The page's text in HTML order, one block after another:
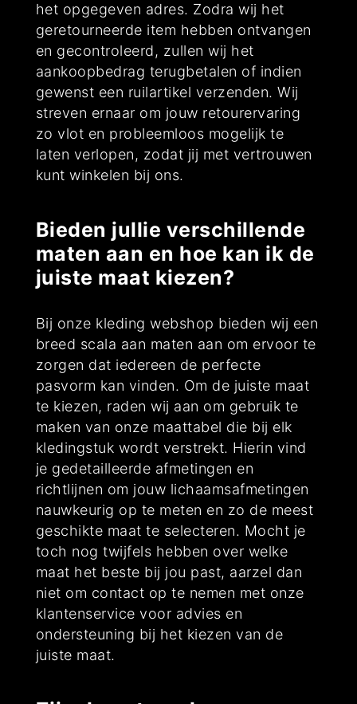
het opgegeven adres. Zodra wij het
geretourneerde item hebben ontvangen
en gecontroleerd, zullen wij het
aankoopbedrag terugbetalen of indien
gewenst een ruilartikel verzenden. Wij
streven ernaar om jouw retourervaring
zo vlot en probleemloos mogelijk te
laten verlopen, zodat jij met vertrouwen
kunt winkelen bij ons.
Bieden jullie verschillende
maten aan en hoe kan ik de
juiste maat kiezen?
Bij onze kleding webshop bieden wij een
breed scala aan maten aan om ervoor te
zorgen dat iedereen de perfecte
pasvorm kan vinden. Om de juiste maat
te kiezen, raden wij aan om gebruik te
maken van onze maattabel die bij elk
kledingstuk wordt verstrekt. Hierin vind
je gedetailleerde afmetingen en
richtlijnen om jouw lichaamsafmetingen
nauwkeurig op te meten en zo de meest
geschikte maat te selecteren. Mocht je
toch nog twijfels hebben over welke
maat het beste bij jou past, aarzel dan
niet om contact op te nemen met onze
klantenservice voor advies en
ondersteuning bij het kiezen van de
juiste maat.